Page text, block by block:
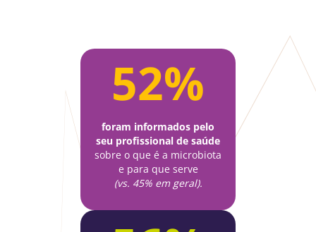
52%
foram informados pelo
seu profissional de saúde
sobre o que é a microbiota
e para que serve
(vs. 45% em geral).